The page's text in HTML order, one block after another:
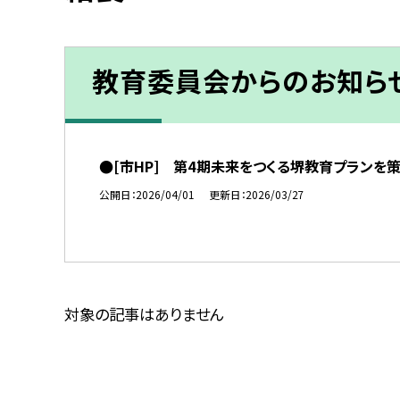
教育委員会からのお知ら
●[市HP] 第4期未来をつくる堺教育プランを策
公開日 2026/04/01 更新日 2026/03/27
対象の記事はありません